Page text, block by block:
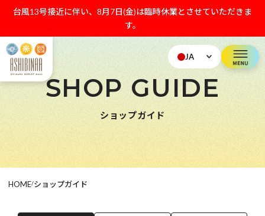
台風13号接近に伴い、8月7日(金)は臨時休業とさせていただきま
す。
JA
SHOP GUIDE
ショップガイド
HOME/ショップガイド